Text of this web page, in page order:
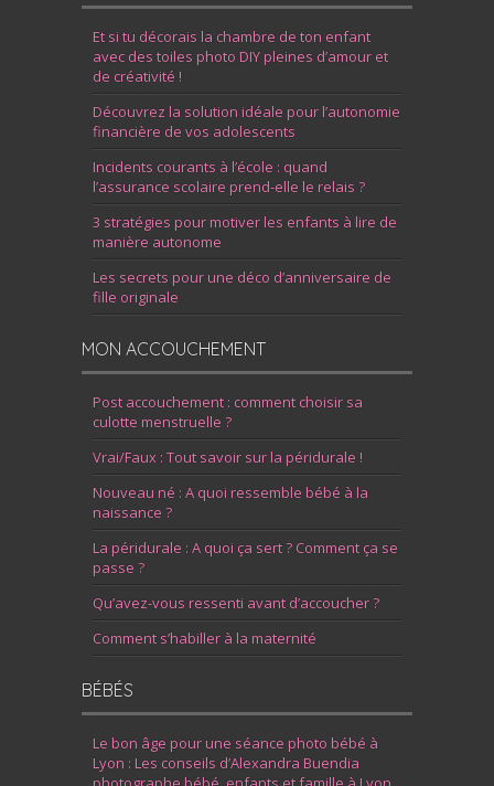
Et si tu décorais la chambre de ton enfant
avec des toiles photo DIY pleines d’amour et
de créativité !
Découvrez la solution idéale pour l’autonomie
financière de vos adolescents
Incidents courants à l’école : quand
l’assurance scolaire prend-elle le relais ?
3 stratégies pour motiver les enfants à lire de
manière autonome
Les secrets pour une déco d’anniversaire de
fille originale
MON ACCOUCHEMENT
Post accouchement : comment choisir sa
culotte menstruelle ?
Vrai/Faux : Tout savoir sur la péridurale !
Nouveau né : A quoi ressemble bébé à la
naissance ?
La péridurale : A quoi ça sert ? Comment ça se
passe ?
Qu’avez-vous ressenti avant d’accoucher ?
Comment s’habiller à la maternité
BÉBÉS
Le bon âge pour une séance photo bébé à
Lyon : Les conseils d’Alexandra Buendia